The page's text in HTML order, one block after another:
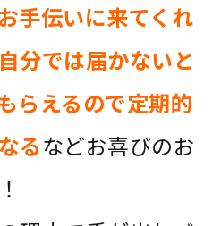
手伝いに来てくれ
分では届かないと
らえるので定期的
るなどお喜びのお